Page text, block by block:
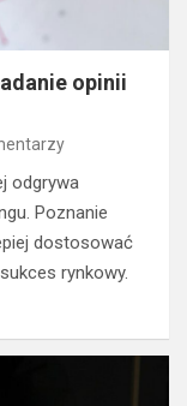
opinii
odgrywa
Poznanie
dostosować
rynkowy.